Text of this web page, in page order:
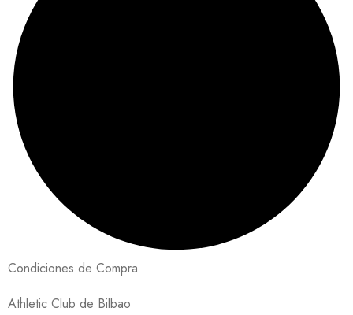
Condiciones de Compra
Athletic Club de Bilbao